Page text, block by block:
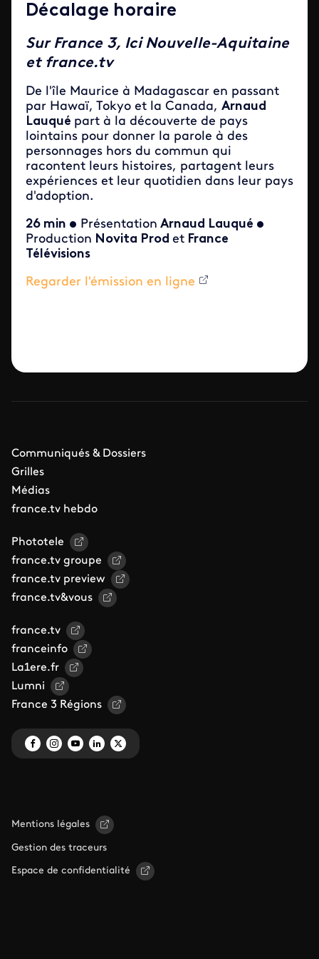
Décalage horaire
Sur France 3, Ici Nouvelle-Aquitaine
et france.tv
De l'île Maurice à Madagascar en passant
par Hawaï, Tokyo et la Canada, Arnaud
Lauqué part à la découverte de pays
lointains pour donner la parole à des
personnages hors du commun qui
racontent leurs histoires, partagent leurs
expériences et leur quotidien dans leur pays
d'adoption.
26 min • Présentation Arnaud Lauqué •
Production Novita Prod et France
Télévisions
Regarder l'émission en ligne
Communiqués & Dossiers
Grilles
Médias
france.tv hebdo
Phototele
france.tv groupe
france.tv preview
france.tv&vous
france.tv
franceinfo
La1ere.fr
Lumni
France 3 Régions
Mentions légales
Gestion des traceurs
Espace de confidentialité